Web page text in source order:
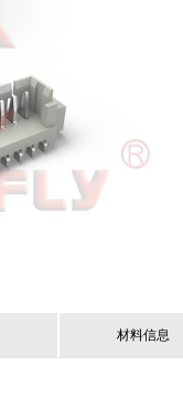
材料信息